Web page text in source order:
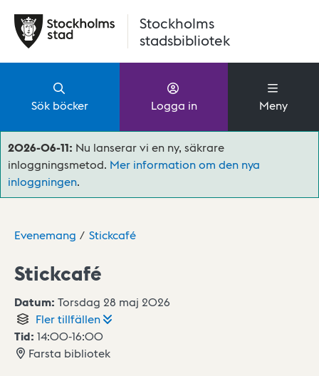
Stockholms
stadsbibliotek
Sök böcker Logga in Meny
2026-06-11: Nu lanserar vi en ny, säkrare
inloggningsmetod. Mer information om den nya
inloggningen.
Evenemang Stickcafé
Stickcafé
Datum: Torsdag 28 maj 2026
Flertillfällen
Tid: 14:00-16:00
Farsta bibliotek